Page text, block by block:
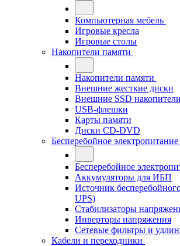
Компьютерная мебель
Игровые кресла
Игровые столы
Накопители памяти
Накопители памяти
Внешние жесткие диски
Внешние SSD накопители
USB-флешки
Карты памяти
Диски CD-DVD
Бесперебойное электропитание
Бесперебойное
Аккумуляторы для ИБП
Источник
UPS)
Стабилизаторы
Инверторы напряжения
Сетевые фильтры и
Кабели и переходники